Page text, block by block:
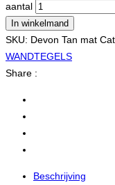
aantal
In winkelmand
SKU: Devon Tan mat
WANDTEGELS
Share :
Beschrijving